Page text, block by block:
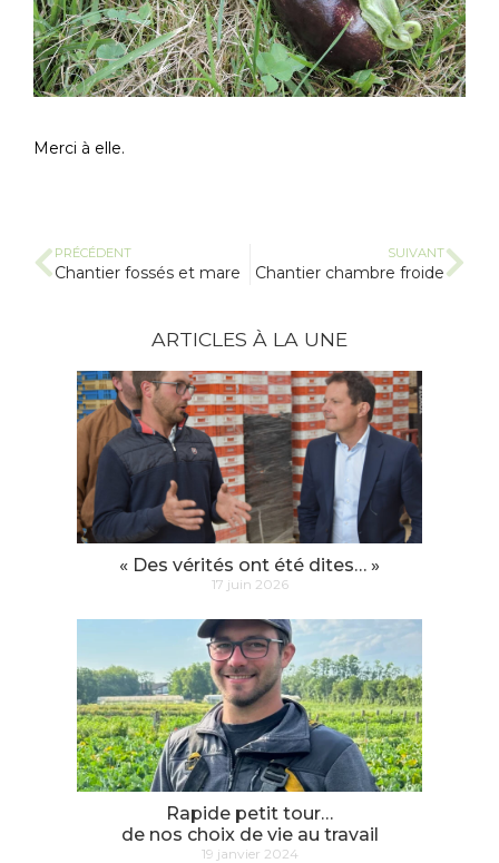
Merci à elle.
PRÉCÉDENT
Chantier fossés et mare
SUIVANT
Chantier chambre froide
ARTICLES À LA UNE
« Des vérités ont été dites… »
17 juin 2026
Rapide petit tour…
de nos choix de vie au travail
19 janvier 2024